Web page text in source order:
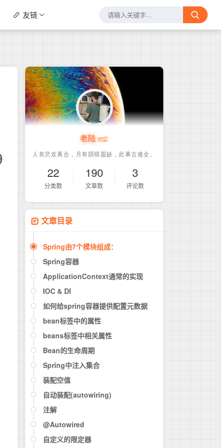
友链
老陆
22
分类数
190
文章数
3
评论数
文章目录
Spring由7个模块组成：
Spring容器
ApplicationContext通常的实现
IOC & DI
如何给spring容器提供配置元数据
bean标签中的属性
beans标签中相关属性
Bean的生命周期
Spring中注入集合
装配空值
自动装配(autowiring)
注解
@Autowired
自定义的限定器